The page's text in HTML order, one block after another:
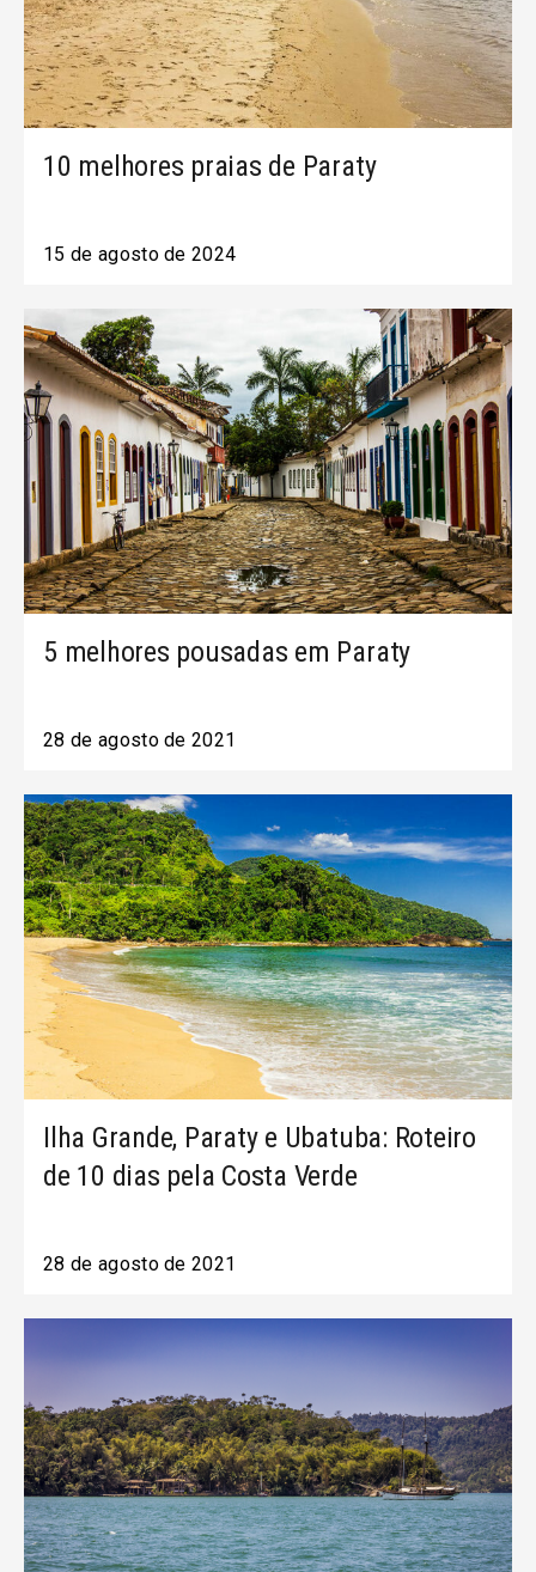
10 melhores praias de Paraty
15 de agosto de 2024
5 melhores pousadas em Paraty
28 de agosto de 2021
Ilha Grande, Paraty e Ubatuba: Roteiro
de 10 dias pela Costa Verde
28 de agosto de 2021